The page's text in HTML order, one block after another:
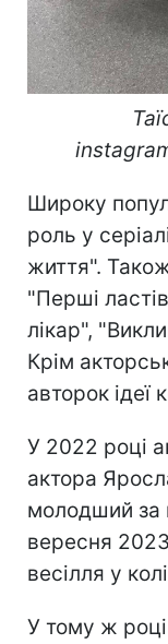
Широку
роль у
життя".
"Перші
лікар",
Крім
авторок ідеї
У 2022 році
актора
молодший за
вересня
весілля у
У тому ж році